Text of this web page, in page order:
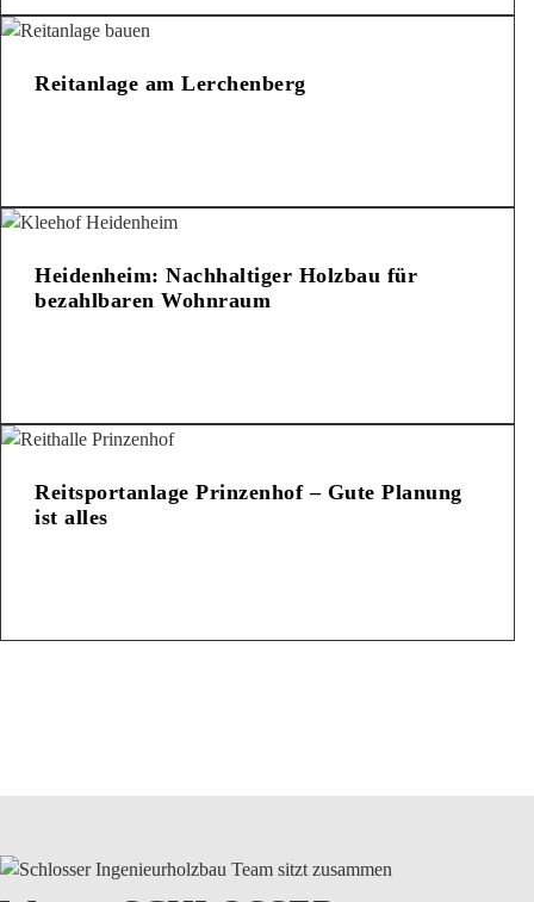
Reitanlage am Lerchenberg
Heidenheim: Nachhaltiger Holzbau für
bezahlbaren Wohnraum
Reitsportanlage Prinzenhof – Gute Planung
ist alles